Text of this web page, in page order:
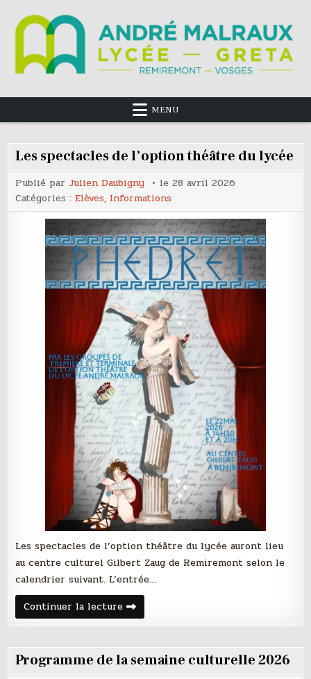
Lycée André Malraux Remiremont
l’académie de Nancy-Metz, la référence en terme de
formation et de qualification des métiers de la première et
deuxième transformation du bois.
MENU
Les spectacles de l’option théâtre du lycée
Publié par Julien Daubigny le28 avril 2026
Catégories :Elèves, Informations
Les spectacles de l’option théâtre du lycée auront lieu
au centre culturel Gilbert Zaug de Remiremont selon le
calendrier suivant. L’entrée…
Continuer la lectureLes
spectacles
de
théâtre
du
lycée
Programme de la semaine culturelle 2026